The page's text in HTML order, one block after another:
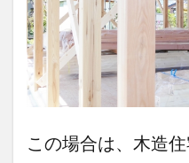
この場合は、木造